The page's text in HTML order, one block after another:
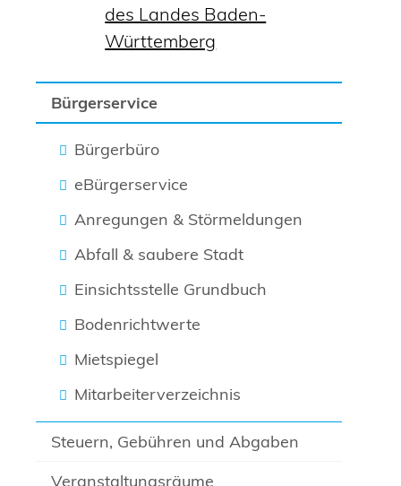
Bürgerservice
Bürgerbüro
eBürgerservice
Anregungen & Störmeldungen
Abfall & saubere Stadt
Einsichtsstelle Grundbuch
Bodenrichtwerte
Mietspiegel
Mitarbeiterverzeichnis
Steuern, Gebühren und Abgaben
Veranstaltungsräume
des Landes Baden-
Württemberg